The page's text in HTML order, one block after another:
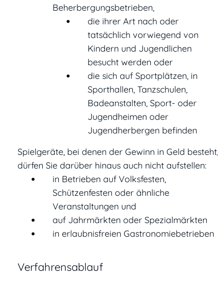
Beherbergungsbetrieben,
die ihrer Art nach oder
tatsächlich vorwiegend von
Kindern und Jugendlichen
besucht werden oder
die sich auf Sportplätzen, in
Sporthallen, Tanzschulen,
Badeanstalten, Sport- oder
Jugendheimen oder
Jugendherbergen befinden
Spielgeräte, bei denen der Gewinn in Geld besteht,
dürfen Sie darüber hinaus auch nicht aufstellen:
in Betrieben auf Volksfesten,
Schützenfesten oder ähnliche
Veranstaltungen und
auf Jahrmärkten oder Spezialmärkten
in erlaubnisfreien Gastronomiebetrieben
Verfahrensablauf